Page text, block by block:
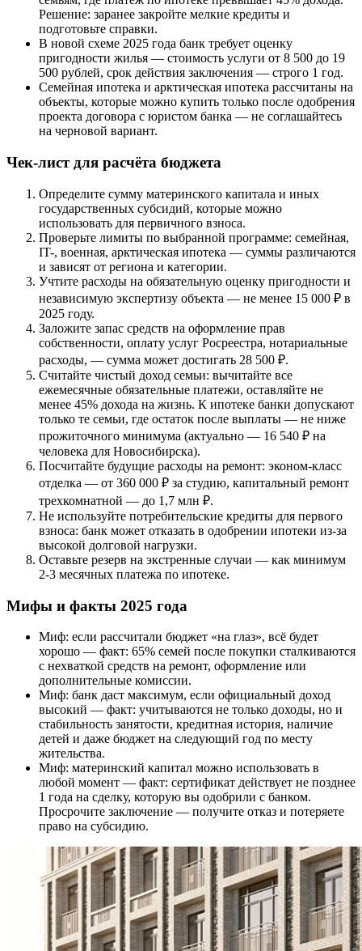
Решение: заранее закройте мелкие кредиты и
подготовьте справки.
В новой схеме 2025 года банк требует оценку
пригодности жилья — стоимость услуги от 8 500 до 19
500 рублей, срок действия заключения — строго 1 год.
Семейная ипотека и арктическая ипотека рассчитаны на
объекты, которые можно купить только после одобрения
проекта договора с юристом банка — не соглашайтесь
на черновой вариант.
Чек-лист для расчёта бюджета
Определите сумму материнского капитала и иных
государственных субсидий, которые можно
использовать для первичного взноса.
Проверьте лимиты по выбранной программе: семейная,
IT-, военная, арктическая ипотека — суммы различаются
и зависят от региона и категории.
Учтите расходы на обязательную оценку пригодности и
независимую экспертизу объекта — не менее 15 000 ₽ в
2025 году.
Заложите запас средств на оформление прав
собственности, оплату услуг Росреестра, нотариальные
расходы, — сумма может достигать 28 500 ₽.
Считайте чистый доход семьи: вычитайте все
ежемесячные обязательные платежи, оставляйте не
менее 45% дохода на жизнь. К ипотеке банки допускают
только те семьи, где остаток после выплаты — не ниже
прожиточного минимума (актуально — 16 540 ₽ на
человека для Новосибирска).
Посчитайте будущие расходы на ремонт: эконом-класс
отделка — от 360 000 ₽ за студию, капитальный ремонт
трехкомнатной — до 1,7 млн ₽.
Не используйте потребительские кредиты для первого
взноса: банк может отказать в одобрении ипотеки из-за
высокой долговой нагрузки.
Оставьте резерв на экстренные случаи — как минимум
2-3 месячных платежа по ипотеке.
Мифы и факты 2025 года
Миф: если рассчитали бюджет «на глаз», всё будет
хорошо — факт: 65% семей после покупки сталкиваются
с нехваткой средств на ремонт, оформление или
дополнительные комиссии.
Миф: банк даст максимум, если официальный доход
высокий — факт: учитываются не только доходы, но и
стабильность занятости, кредитная история, наличие
детей и даже бюджет на следующий год по месту
жительства.
Миф: материнский капитал можно использовать в
любой момент — факт: сертификат действует не позднее
1 года на сделку, которую вы одобрили с банком.
Просрочите заключение — получите отказ и потеряете
право на субсидию.